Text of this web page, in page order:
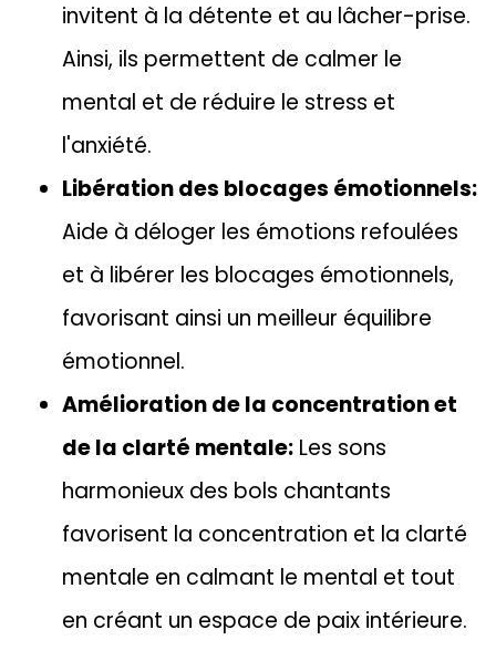
invitent à la détente et au lâcher-prise.
Ainsi, ils permettent de calmer le
mental et de réduire le stress et
l'anxiété.
Libération des blocages émotionnels:
Aide à déloger les émotions refoulées
et à libérer les blocages émotionnels,
favorisant ainsi un meilleur équilibre
émotionnel.
Amélioration de la concentration et
de la clarté mentale: Les sons
harmonieux des bols chantants
favorisent la concentration et la clarté
mentale en calmant le mental et tout
en créant un espace de paix intérieure.